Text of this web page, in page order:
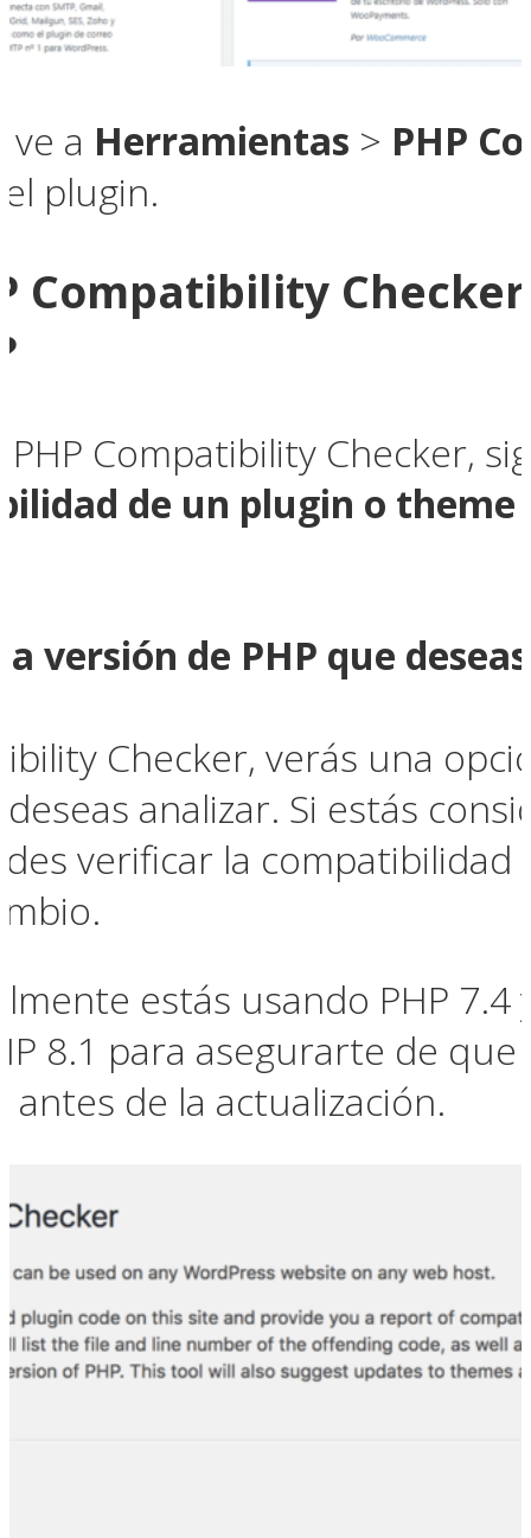
ve a Herramientas > PHP
plugin.
Compatibility
Compatibility Checker,
de un plugin o theme
versión de PHP que
Checker, verás una
analizar. Si estás
verificar la compatibilidad
estás usando PHP 7.4
8.1 para asegurarte de
de la actualización.